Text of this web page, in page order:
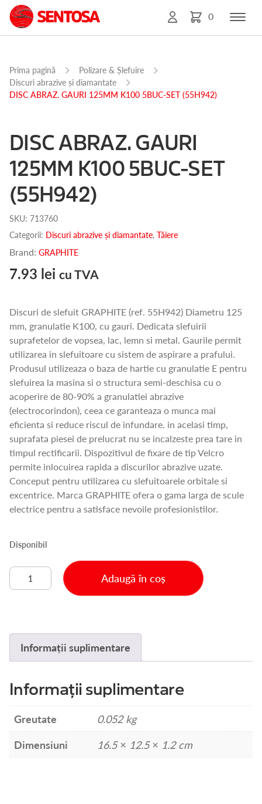
0
Prima pagină
Polizare & Șlefuire
Discuri abrazive și diamantate
DISC ABRAZ. GAURI 125MM K100 5BUC-SET (55H942)
DISC ABRAZ. GAURI
125MM K100 5BUC-SET
(55H942)
SKU: 713760
Categorii: Discuri abrazive și diamantate, Tăiere
Brand: GRAPHITE
7.93 lei cu TVA
Discuri de slefuit GRAPHITE (ref. 55H942) Diametru 125
mm, granulatie K100, cu gauri. Dedicata slefuirii
suprafetelor de vopsea, lac, lemn si metal. Gaurile permit
utilizarea in slefuitoare cu sistem de aspirare a prafului.
Produsul utilizeaza o baza de hartie cu granulatie E pentru
slefuirea la masina si o structura semi-deschisa cu o
acoperire de 80-90% a granulatiei abrazive
(electrocorindon), ceea ce garanteaza o munca mai
eficienta si reduce riscul de infundare. in acelasi timp,
suprafata piesei de prelucrat nu se incalzeste prea tare in
timpul rectificarii. Dispozitivul de fixare de tip Velcro
permite inlocuirea rapida a discurilor abrazive uzate.
Conceput pentru utilizarea cu slefuitoarele orbitale si
excentrice. Marca GRAPHITE ofera o gama larga de scule
electrice pentru a satisface nevoile profesionistilor.
Disponibil
Cantitate
DISC
K100
(55H942)
Adaugă în coș
Informații suplimentare
Informații suplimentare
Greutate
0.052 kg
Dimensiuni
16.5 × 12.5 × 1.2 cm